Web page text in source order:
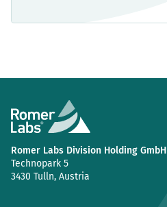
Romer Labs Division Holding GmbH
Technopark 5
3430 Tulln, Austria